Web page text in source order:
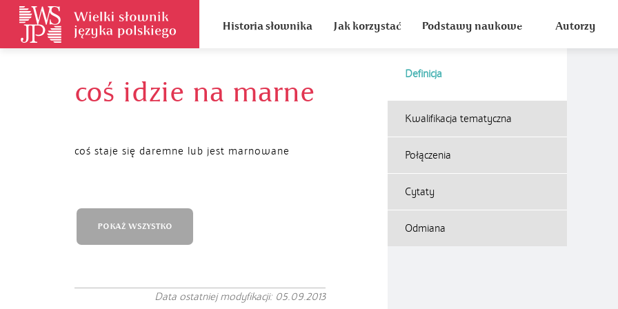
Historia słownika Jak korzystać Podstawy naukowe Autorzy
coś idzie na marne
Definicja
coś staje się daremne lub jest marnowane
Kwalifikacja tematyczna
Połączenia
Cytaty
Odmiana
POKAŻ WSZYSTKO
Data ostatniej modyfikacji: 05.09.2013